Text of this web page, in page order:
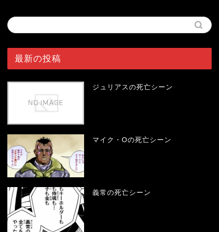
最新の投稿
ジュリアスの死亡シーン
マイク・Oの死亡シーン
義常の死亡シーン